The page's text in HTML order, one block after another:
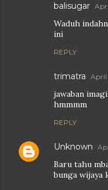
balisugar
Waduh
ini
REPLY
trimatra April
jawaban
hmmmm
REPLY
Unknown
Baru tahu
bunga wijaya